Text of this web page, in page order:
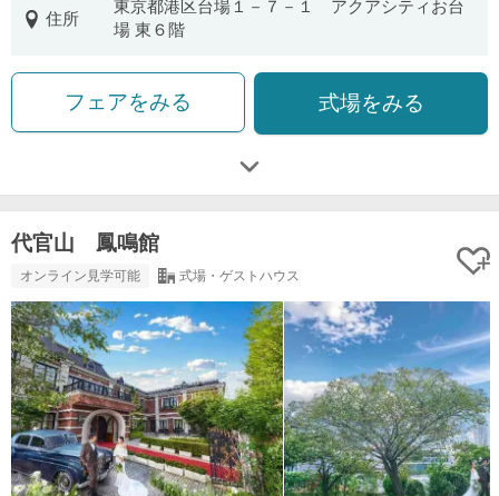
住所
東京都港区台場１－７－１ アクアシティお台
場 東６階
フェアをみる 式場をみる
代官山 鳳鳴館
オンライン見学可能 式場・ゲストハウス